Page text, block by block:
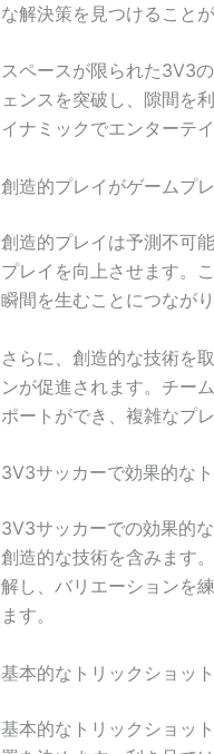
な解決策を見つけること
スペースが限られた3V3
ェンスを突破し、隙間を
イナミックでエンターテ
創造的プレイがゲームプ
創造的プレイは予測不可
プレイを向上させます。
瞬間を生むことにつながり
さらに、創造的な技術を
ンが促進されます。チー
ポートができ、複雑なプ
3V3サッカーで効果的な
3V3サッカーでの効果的
創造的な技術を含みます
解し、バリエーションを
ます。
基本的なトリックショッ
基本的なトリックショッ